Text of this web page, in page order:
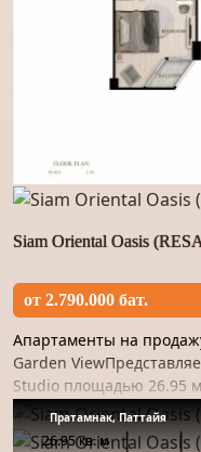
Siam Oriental Oasis
от 2.790.000 бат.
Апартаменты на
Garden
Studio площадью 26.95
на сад. Пространство
гот...26.95 кв. м
Пратамнак, Паттайя